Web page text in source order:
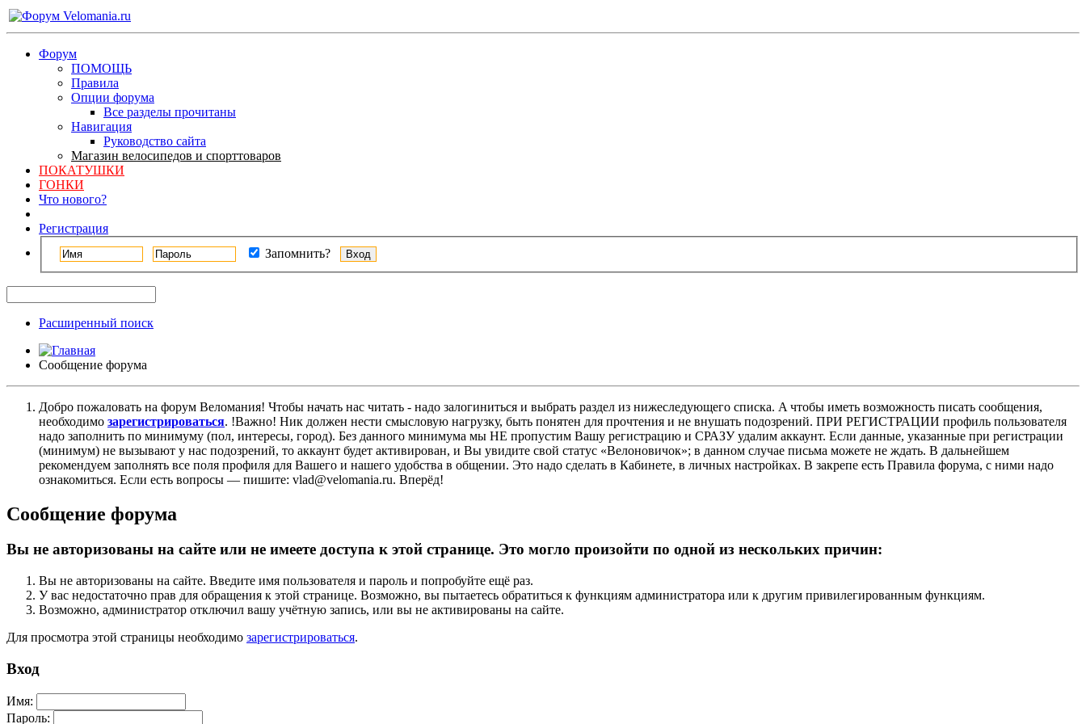
Форум
ПОМОЩЬ
Правила
Опции форума
Все разделы прочитаны
Навигация
Руководство сайта
Магазин велосипедов и спорттоваров
ПОКАТУШКИ
ГОНКИ
Что нового?
Регистрация
Запомнить?
Расширенный поиск
Сообщение форума
Добро пожаловать на форум Веломания! Чтобы начать нас читать - надо залогиниться и выбрать раздел из нижеследующего списка. A чтобы иметь возможность писать сообщения,
необходимо зарегистрироваться. !Важно! Ник должен нести смысловую нагрузку, быть понятен для прочтения и не внушать подозрений. ПРИ РЕГИСТРАЦИИ профиль пользователя
надо заполнить по минимуму (пол, интересы, город). Без данного минимума мы НЕ пропустим Вашу регистрацию и СРАЗУ удалим аккаунт. Если данные, указанные при регистрации
(минимум) не вызывают у нас подозрений, то аккаунт будет активирован, и Вы увидите свой статус «Велоновичок»; в данном случае письма можете не ждать. В дальнейшем
рекомендуем заполнять все поля профиля для Вашего и нашего удобства в общении. Это надо сделать в Кабинете, в личных настройках. В закрепе есть Правила форума, с ними надо
ознакомиться. Если есть вопросы — пишите: vlad@velomania.ru. Вперёд!
Сообщение форума
Вы не авторизованы на сайте или не имеете доступа к этой странице. Это могло произойти по одной из нескольких причин:
Вы не авторизованы на сайте. Введите имя пользователя и пароль и попробуйте ещё раз.
У вас недостаточно прав для обращения к этой странице. Возможно, вы пытаетесь обратиться к функциям администратора или к другим привилегированным функциям.
Возможно, администратор отключил вашу учётную запись, или вы не активированы на сайте.
Для просмотра этой страницы необходимо зарегистрироваться.
Вход
Имя:
Пароль: